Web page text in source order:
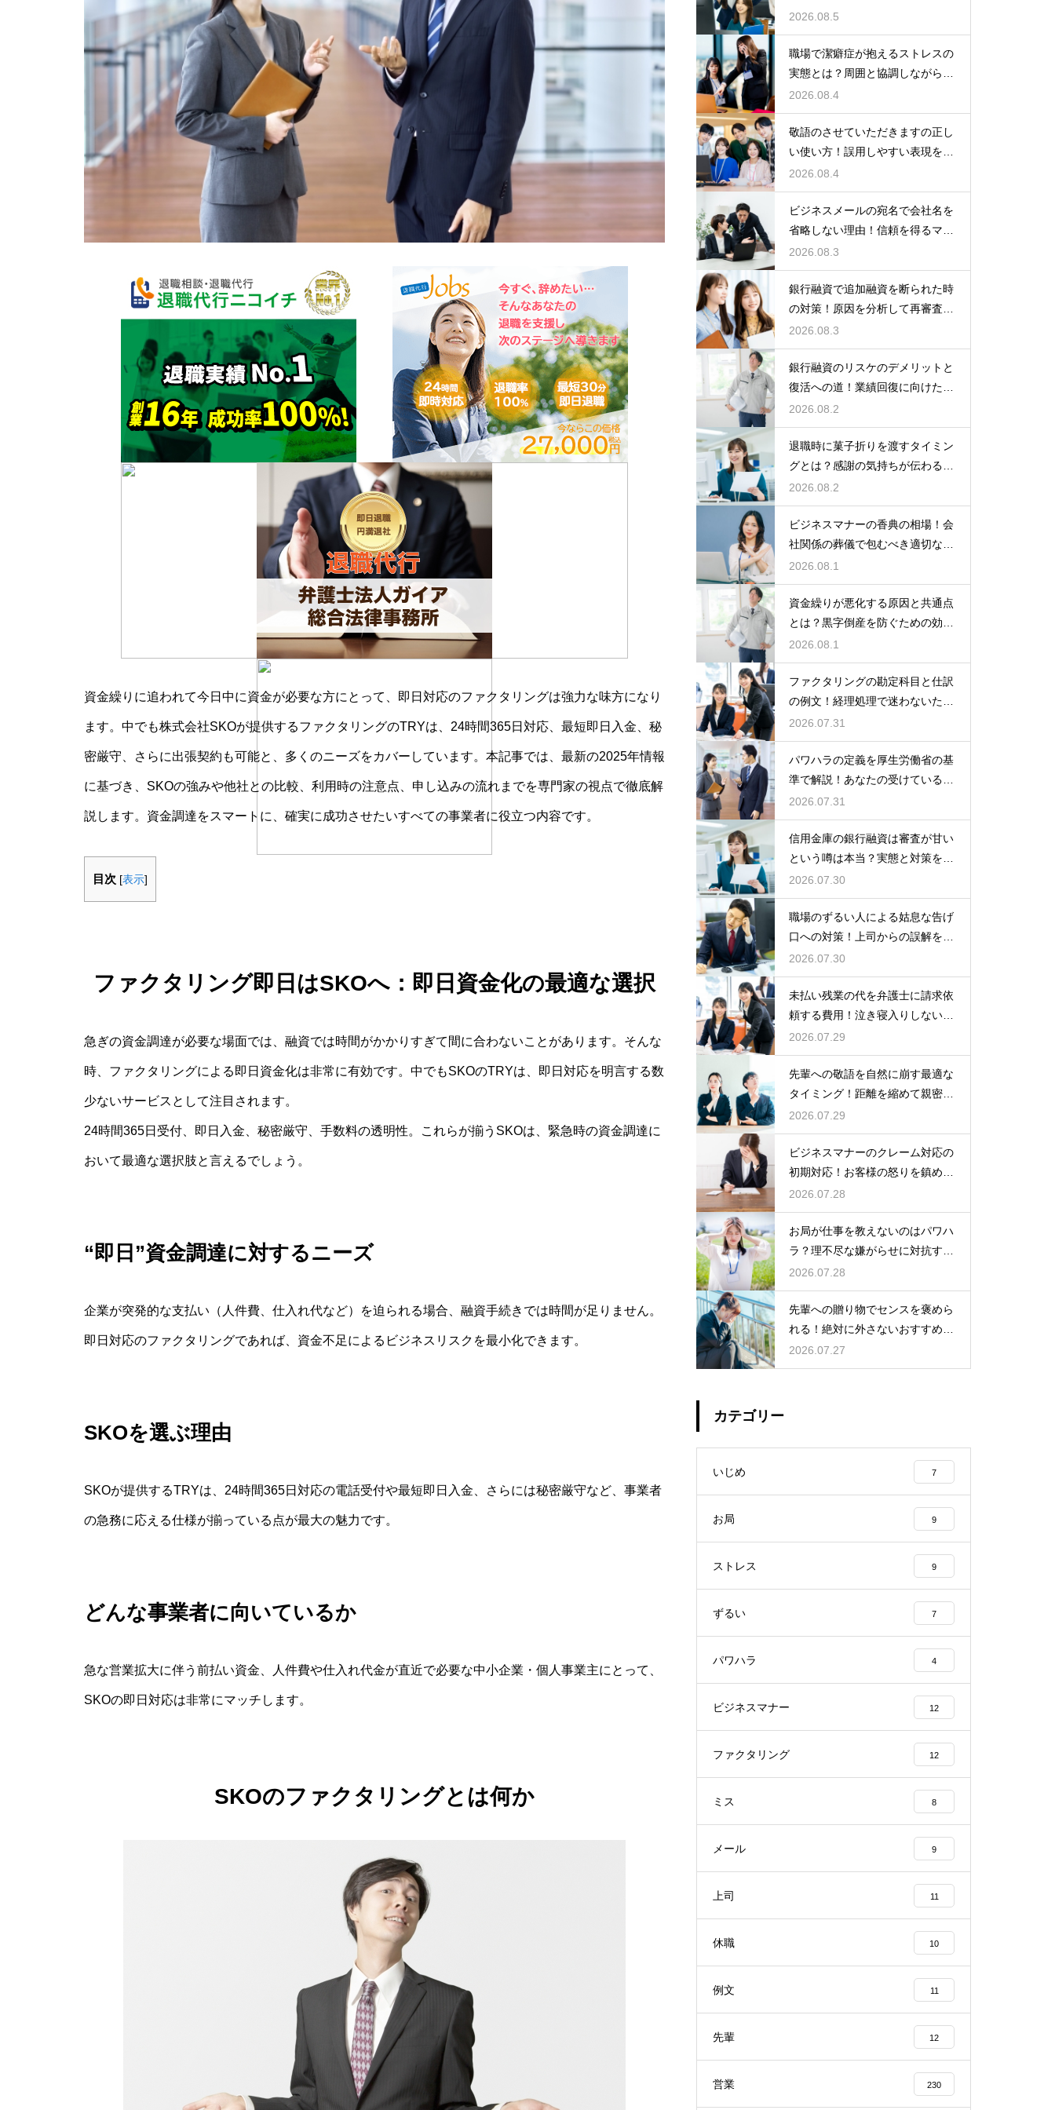
資金繰りに追われて今日中に資金が必要な方にとって、即日対応のファクタリングは強力な味方になり
ます。中でも株式会社SKOが提供するファクタリングのTRYは、24時間365日対応、最短即日入金、秘
密厳守、さらに出張契約も可能と、多くのニーズをカバーしています。本記事では、最新の2025年情報
に基づき、SKOの強みや他社との比較、利用時の注意点、申し込みの流れまでを専門家の視点で徹底解
説します。資金調達をスマートに、確実に成功させたいすべての事業者に役立つ内容です。
目次 [表示]
ファクタリング即日はSKOへ：即日資金化の最適な選択
急ぎの資金調達が必要な場面では、融資では時間がかかりすぎて間に合わないことがあります。そんな
時、ファクタリングによる即日資金化は非常に有効です。中でもSKOのTRYは、即日対応を明言する数
少ないサービスとして注目されます。
24時間365日受付、即日入金、秘密厳守、手数料の透明性。これらが揃うSKOは、緊急時の資金調達に
おいて最適な選択肢と言えるでしょう。
“即日”資金調達に対するニーズ
企業が突発的な支払い（人件費、仕入れ代など）を迫られる場合、融資手続きでは時間が足りません。
即日対応のファクタリングであれば、資金不足によるビジネスリスクを最小化できます。
SKOを選ぶ理由
SKOが提供するTRYは、24時間365日対応の電話受付や最短即日入金、さらには秘密厳守など、事業者
の急務に応える仕様が揃っている点が最大の魅力です。
どんな事業者に向いているか
急な営業拡大に伴う前払い資金、人件費や仕入れ代金が直近で必要な中小企業・個人事業主にとって、
SKOの即日対応は非常にマッチします。
SKOのファクタリングとは何か
もらう術
2026.08.5
職場で潔癖症が抱えるストレスの
実態とは？周囲と協調しながら快
適に働く術
2026.08.4
敬語のさせていただきますの正し
い使い方！誤用しやすい表現を理
解する術
2026.08.4
ビジネスメールの宛名で会社名を
省略しない理由！信頼を得るマナ
ー
2026.08.3
銀行融資で追加融資を断られた時
の対策！原因を分析して再審査を
狙う
2026.08.3
銀行融資のリスケのデメリットと
復活への道！業績回復に向けた事
業計画
2026.08.2
退職時に菓子折りを渡すタイミン
グとは？感謝の気持ちが伝わる正
しいマナー
2026.08.2
ビジネスマナーの香典の相場！会
社関係の葬儀で包むべき適切な金
額の目安
2026.08.1
資金繰りが悪化する原因と共通点
とは？黒字倒産を防ぐための効果
的な対策
2026.08.1
ファクタリングの勘定科目と仕訳
の例文！経理処理で迷わないため
の知識
2026.07.31
パワハラの定義を厚生労働省の基
準で解説！あなたの受けている行
為は該当する？
2026.07.31
信用金庫の銀行融資は審査が甘い
という噂は本当？実態と対策を徹
底解説
2026.07.30
職場のずるい人による姑息な告げ
口への対策！上司からの誤解を解
いて自分の身の潔白を証明する手
順
2026.07.30
未払い残業の代を弁護士に請求依
頼する費用！泣き寝入りしないた
めの知識
2026.07.29
先輩への敬語を自然に崩す最適な
タイミング！距離を縮めて親密な
関係を築くためのステップ
2026.07.29
ビジネスマナーのクレーム対応の
初期対応！お客様の怒りを鎮める
謝罪の形
2026.07.28
お局が仕事を教えないのはパワハ
ラ？理不尽な嫌がらせに対抗する
具体策
2026.07.28
先輩への贈り物でセンスを褒めら
れる！絶対に外さないおすすめの
アイテム
2026.07.27
カテゴリー
いじめ 7
お局 9
ストレス 9
ずるい 7
パワハラ 4
ビジネスマナー 12
ファクタリング 12
ミス 8
メール 9
上司 11
休職 10
例文 11
先輩 12
営業 230